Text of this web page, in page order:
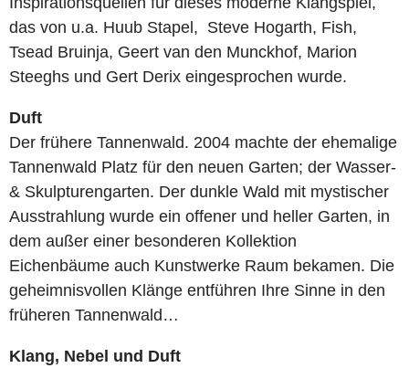
das von u.a. Huub Stapel, Steve Hogarth, Fish,
Tsead Bruinja, Geert van den Munckhof, Marion
Steeghs und Gert Derix eingesprochen wurde.
Duft
Der frühere Tannenwald. 2004 machte der ehemalige
Tannenwald Platz für den neuen Garten; der Wasser-
& Skulpturengarten. Der dunkle Wald mit mystischer
Ausstrahlung wurde ein offener und heller Garten, in
dem außer einer besonderen Kollektion
Eichenbäume auch Kunstwerke Raum bekamen. Die
geheimnisvollen Klänge entführen Ihre Sinne in den
früheren Tannenwald…
Klang, Nebel und Duft